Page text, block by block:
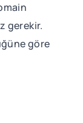
gerekir.
göre